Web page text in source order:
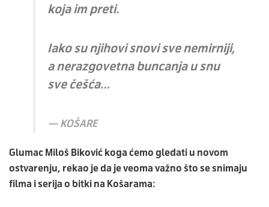
koja im preti.
Iako su njihovi snovi sve nemirniji,
a nerazgovetna buncanja u snu
sve češća…
KOŠARE
Glumac Miloš Biković koga ćemo gledati u novom
ostvarenju, rekao je da je veoma važno što se snimaju
filma i serija o bitki na Košarama: